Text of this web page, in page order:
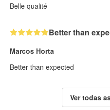
Belle qualité
Better than
Marcos Horta
Better than expected
Ver todas